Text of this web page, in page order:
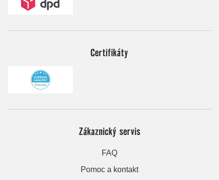
Certifikáty
Zákaznický servis
FAQ
Pomoc a kontakt